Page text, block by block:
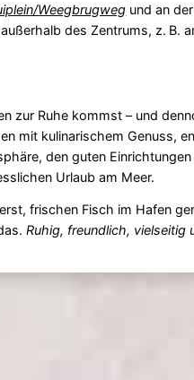
Weegbrugweg und an der
des Zentrums, z. B.
zur Ruhe kommst – und
mit kulinarischem Genuss,
den guten
Urlaub am Meer.
frischen Fisch im Hafen
Ruhig, freundlich, vielseitig